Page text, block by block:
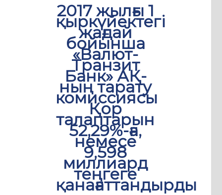
2017 жылғы 1
қыркүйектегі
жағдай
бойынша
«Валют-
Транзит
Банк» АҚ-
ның тарату
комиссиясы
Қор
талаптарын
52,29%-ға,
немесе
9,598
миллиард
теңгеге
қанағаттандырды